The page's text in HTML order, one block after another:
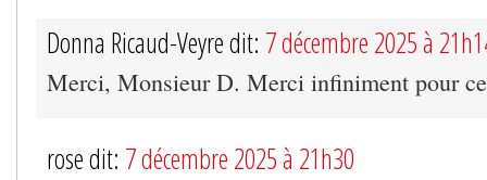
Donna Ricaud-Veyre dit: 7 décembre 2025 à
Merci, Monsieur D. Merci infiniment pour
rose dit: 7 décembre 2025 à 21h30